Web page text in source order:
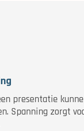
presentatie
Spanning zorgt